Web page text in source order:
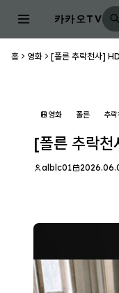
카카오TV
홈 영화 [폴른 추락천사]
영화 폴른 추
[폴른 추락
alblc01